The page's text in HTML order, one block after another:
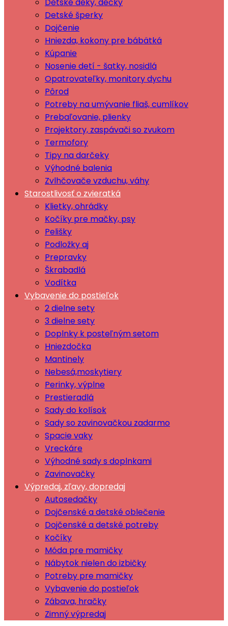
Detské šperky
Dojčenie
Hniezda, kokony pre bábätká
Kúpanie
Nosenie detí - šatky, nosidlá
Opatrovateľky, monitory dychu
Pôrod
Potreby na umývanie fliaš, cumlíkov
Prebaľovanie, plienky
Projektory, zaspávači so zvukom
Termofory
Tipy na darčeky
Výhodné balenia
Zvlhčovače vzduchu, váhy
Starostlivosť o zvieratká
Klietky, ohrádky
Kočíky pre mačky, psy
Pelišky
Podložky aj
Prepravky
Škrabadlá
Vodítka
Vybavenie do postieľok
2 dielne sety
3 dielne sety
Doplnky k posteľným setom
Hniezdočka
Mantinely
Nebesá,moskytiery
Perinky, výplne
Prestieradlá
Sady do kolísok
Sady so zavinovačkou zadarmo
Spacie vaky
Vreckáre
Výhodné sady s doplnkami
Zavinovačky
Výpredaj, zľavy, dopredaj
Autosedačky
Dojčenské a detské oblečenie
Dojčenské a detské potreby
Kočíky
Móda pre mamičky
Nábytok nielen do izbičky
Potreby pre mamičky
Vybavenie do postieľok
Zábava, hračky
Zimný výpredaj